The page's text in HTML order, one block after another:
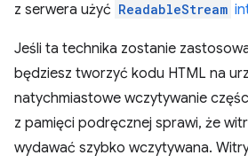
z serwera użyć ReadableStream
Jeśli ta technika zostanie
będziesz tworzyć kodu HTML na
natychmiastowe wczytywanie
z pamięci podręcznej sprawi, że
wydawać szybko wczytywana.